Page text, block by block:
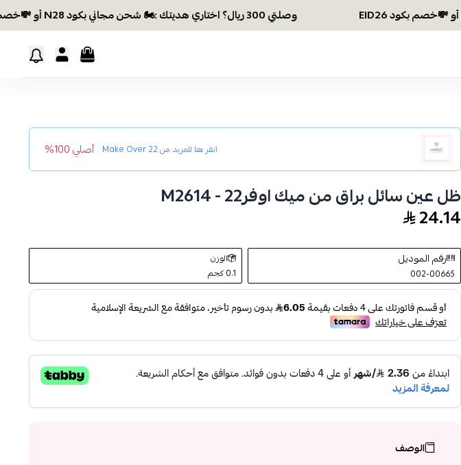
وصلتي 300 ريال؟ اختاري هديتك :🏍 شحن مجاني بكود N28 أو 💸خصم بكود EID26
انقر هنا للمزيد منMake Over 22 أصلي 100%
ظل عين سائل براق من ميك اوفر22 - M2614
24.14
رقم الموديل
002-00665
الوزن
0.1 كجم
الوصف